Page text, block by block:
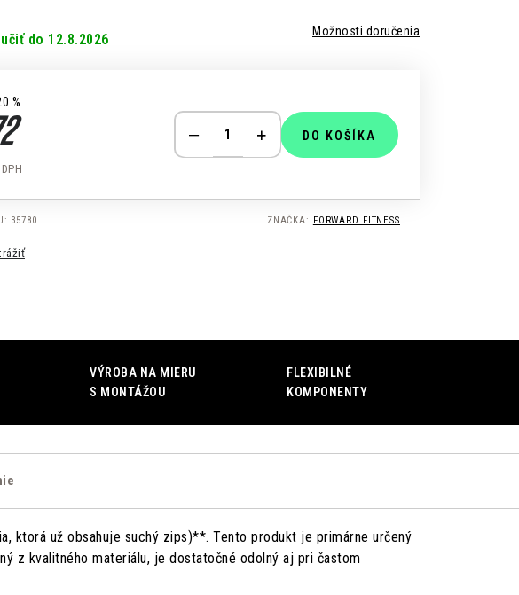
12.8.2026 Možnosti doručenia
%
DO KOŠÍKA
35780 ZNAČKA: FORWARD FITNESS
VÝROBA NA MIERU
S MONTÁŽOU
FLEXIBILNÉ
KOMPONENTY
ktorá už obsahuje suchý zips)**. Tento produkt je primárne určený
z kvalitného materiálu, je dostatočné odolný aj pri častom